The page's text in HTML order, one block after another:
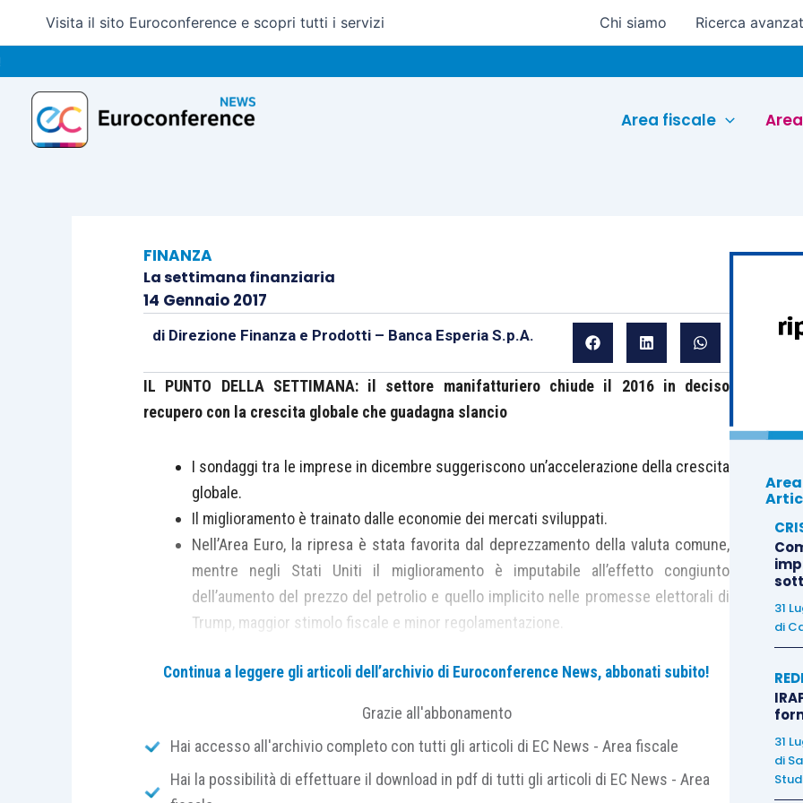
Visita il sito Euroconference e scopri tutti i servizi Chi siamo Ricerca
Area fiscale
FINANZA
La settimana finanziaria
14 Gennaio 2017
di Direzione Finanza e Prodotti – Banca Esperia S.p.A.
IL PUNTO DELLA SETTIMANA: il settore manifatturiero chiude il 2016 in deciso
recupero con la crescita globale che guadagna slancio
I sondaggi tra le imprese in dicembre suggeriscono un’accelerazione della crescita
globale.
Il miglioramento è trainato dalle economie dei mercati sviluppati.
Nell’Area Euro, la ripresa è stata favorita dal deprezzamento della valuta comune,
mentre negli Stati Uniti il miglioramento è imputabile all’effetto congiunto
dell’aumento del prezzo del petrolio e quello implicito nelle promesse elettorali di
Trump, maggior stimolo fiscale e minor regolamentazione.
L’indice Pmi (dall’inglese Purchasing Manager Index) manifatturiero nella Area Euro a
settore è legata all’indebolimento dell’euro, che sta aiutando la competitività delle imprese.
I nuovi ordini sia interni sia esteri (incluso il commercio interno all’Area Euro) sono
cresciuti, stimolati dall’aumento della competitività dovuto alla svalutazione dell’Euro,
Continua a leggere gli articoli dell’archivio di Euroconference News, abbonati subito!
Grazie all'abbonamento
Hai accesso all'archivio completo con tutti gli articoli di EC News - Area fiscale
Hai la possibilità di effettuare il download in pdf di tutti gli articoli di EC News - Area
31
di
31
di